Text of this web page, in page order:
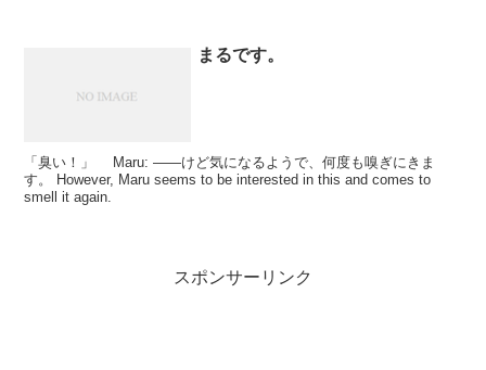
まるです。
「臭い！」 Maru: ――けど気になるようで、何度も嗅ぎにきま
す。 However, Maru seems to be interested in this and comes to
smell it again.
スポンサーリンク